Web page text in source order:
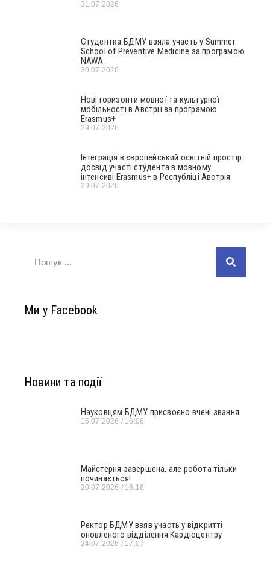
31.07.2026
Студентка БДМУ взяла участь у Summer
School of Preventive Medicine за програмою
NAWA
30.07.2026
Нові горизонти мовної та культурної
мобільності в Австрії за програмою
Erasmus+
29.07.2026
Інтеграція в європейський освітній простір:
досвід участі студента в мовному
інтенсиві Erasmus+ в Республіці Австрія
29.07.2026
Ми у Facebook
Новини та події
Науковцям БДМУ присвоєно вчені звання
15.07.2026 16:06
Майстерня завершена, але робота тільки
починається!
20.07.2026 16:16
Ректор БДМУ взяв участь у відкритті
оновленого відділення Кардіоцентру
24.07.2026 17:07